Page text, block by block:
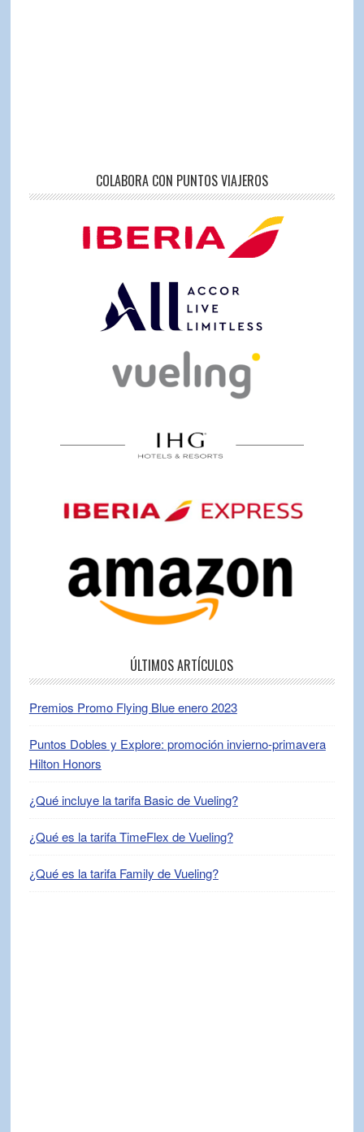
COLABORA CON PUNTOS VIAJEROS
ÚLTIMOS ARTÍCULOS
Premios Promo Flying Blue enero 2023
Puntos Dobles y Explore: promoción invierno-primavera
Hilton Honors
¿Qué incluye la tarifa Basic de Vueling?
¿Qué es la tarifa TimeFlex de Vueling?
¿Qué es la tarifa Family de Vueling?